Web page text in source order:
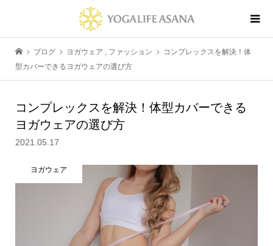
ブログ ヨガウェア , ファッション
コンプレックスを解決！体
型カバーできるヨガウェアの選び方
コンプレックスを解決！体型カバーできる
ヨガウェアの選び方
2021.05.17
ヨガウェア